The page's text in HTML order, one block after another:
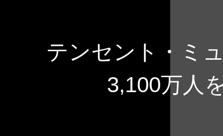
テンセント・ミ
3,100万人